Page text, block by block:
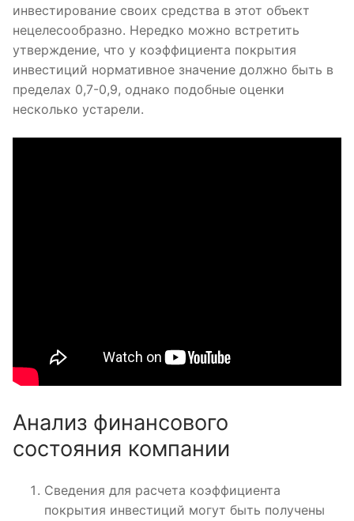
инвестирование своих средства в этот объект
нецелесообразно. Нередко можно встретить
утверждение, что у коэффициента покрытия
инвестиций нормативное значение должно быть в
пределах 0,7-0,9, однако подобные оценки
несколько устарели.
Анализ финансового
состояния компании
Сведения для расчета коэффициента
покрытия инвестиций могут быть получены